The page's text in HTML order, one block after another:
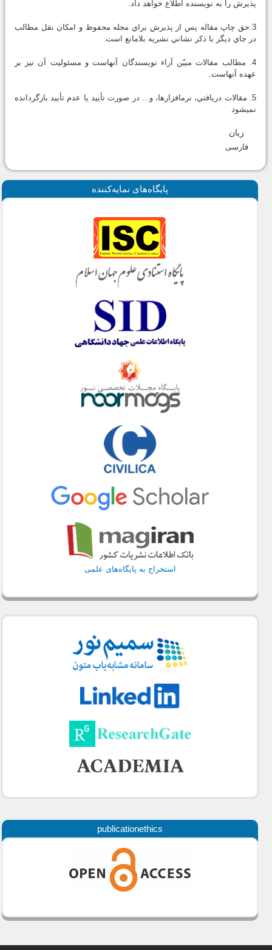
پذيرش را به نويسنده اطلاع خواهد داد.
3.حق چاپ مقاله پس از پذيرش براي مجله محفوظ و امكان نقل مطالب
در جاي ديگر با ذكر نشاني نشريه بلامانع است.
4. مطالب مقالات مبيّن آراء نويسندگان آنهاست و مسئوليت آن نيز بر
عهده آنهاست.
5. مقالات دريافتي، نرم‏افزارها، و... در صورت تأييد يا عدم تأييد بازگردانده
نمي‏شود
زبان
فارسی
پايگاه‌های نمايه‌كننده
استخراج به پایگاه‌های علمی
publicationethics